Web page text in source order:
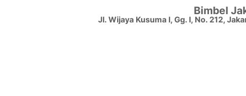
Bimbel
Jl. Wijaya Kusuma I, Gg. I, No. 212,